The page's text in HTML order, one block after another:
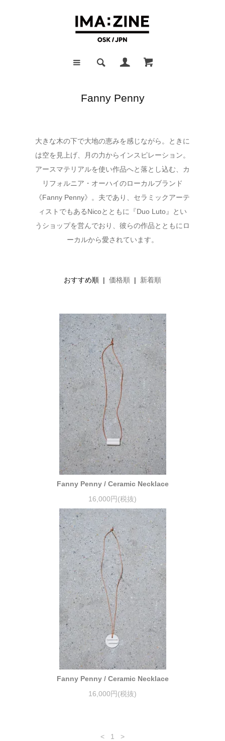
Fanny Penny
大きな木の下で大地の恵みを感じながら。ときに
は空を見上げ、月の力からインスピレーション。
アースマテリアルを使い作品へと落とし込む、カ
リフォルニア・オーハイのローカルブランド
《Fanny Penny》。夫であり、セラミックアーテ
ィストでもあるNicoとともに『Duo Luto』とい
うショップを営んでおり、彼らの作品とともにロ
ーカルから愛されています。
おすすめ順 | 価格順 | 新着順
Fanny Penny / Ceramic Necklace
16,000円(税抜)
Fanny Penny / Ceramic Necklace
16,000円(税抜)
< 1 >